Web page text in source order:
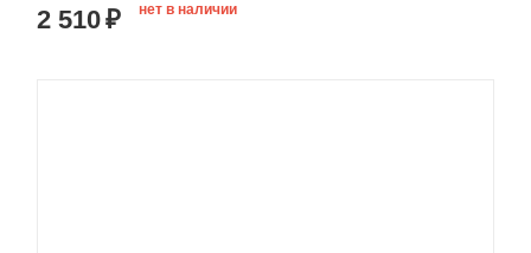
2 510₽ нет в наличии